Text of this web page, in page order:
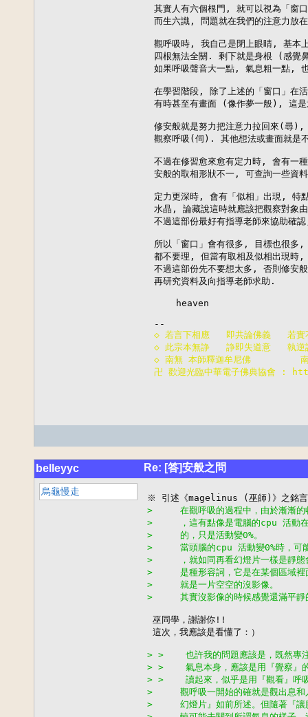
其實人有六個根門, 就可以視為「窗
而生六識, 問題就在我們的注意力放
觀呼吸時, 我自己是閉上眼睛, 基本
四根無法全關. 剩下就是身根 (感覺
如果呼吸聲音大一點, 氣息粗一點,
在學習階段, 除了上述的「窗口」在
有時甚至有畫面 (像作夢一般), 這
修安般就是努力把注意力拉回來(尋
觀察呼吸(伺). 其他想法或畫面就是
不過在修習愈來愈有定力時, 會有一
安般的取相形狀不一, 可查詢一些資
定力更深時, 會有「似相」出現, 特
水晶, 論藏說這時就應該把觀察對象
不過這部份最好有指導老師來協助確
所以「窗口」會有很多, 目標也很多
都不要理, 但當有取相及似相出現時
不過這部份先不要想太多, 否則修安
再研究資料及向指導老師求助.
    heaven
◇ 若言下相應   即共論佛義   若
◇ 此宗本無諍   諍即失道意   執
◇ 南無 本師釋迦牟尼佛         南
卍 歡迎光臨中華電子佛典協會
belleyyc Re: [答]安般之問
烏龜慢走
>     在觀呼吸的過程中，由於漸漸的
>     ，這有點像是電腦的cpu 活動在
>     的，只是活動變0%。
>     當頭腦的cpu 活動變0%時，可能
>     ，就如同再看幻燈片一樣是靜態
>     是種形容詞，它是在某個區域裡
>     就是一片空空的沒影像。
>     其實沒影像的時候感覺還滿平靜
巫同學，謝謝你!!
這次，我應該是看懂了：）
> >    也許我的問題應該是，既然專
> >    氣息本身，應該是用『覺察』
> >    讀起來，似乎是用『觀看』呼
>     觀呼吸一開始的確就是觀出息和
>     幻燈片』如前所述。但隨著『讓